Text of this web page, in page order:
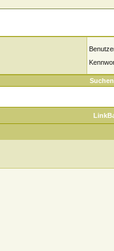
Suchen